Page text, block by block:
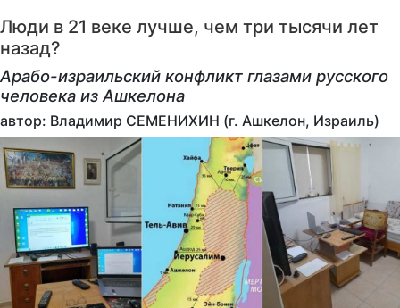
Люди в 21 веке лучше, чем три тысячи лет
назад?
Арабо-израильский конфликт глазами русского
человека из Ашкелона
автор: Владимир СЕМЕНИХИН (г. Ашкелон, Израиль)